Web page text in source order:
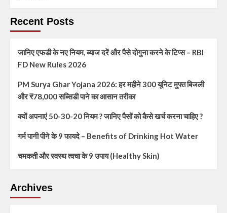
Recent Posts
जानिए एफडी के नए नियम, ब्याज दरें और पैसे दोगुना करने के टिप्स – RBI
FD New Rules 2026
PM Surya Ghar Yojana 2026: हर महीने 300 यूनिट मुफ्त बिजली
और ₹78,000 सब्सिडी पाने का आसान तरीका
क्यों अपनाएं 50-30-20 नियम ? जानिए पैसों को कैसे खर्च करना चाहिए ?
गर्म पानी पीने के 9 फायदे – Benefits of Drinking Hot Water
चमकती और स्वस्थ त्वचा के 9 उपाय (Healthy Skin)
Archives